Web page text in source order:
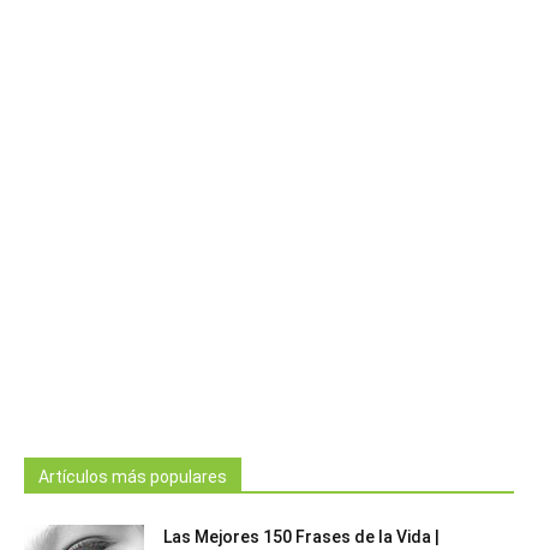
Artículos más populares
Las Mejores 150 Frases de la Vida |